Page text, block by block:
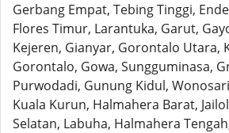
Gerbang Empat, Tebing Tinggi,
Flores Timur, Larantuka, Garut,
Kejeren, Gianyar, Gorontalo Utara,
Gorontalo, Gowa, Sungguminasa,
Purwodadi, Gunung Kidul,
Kuala Kurun, Halmahera Barat,
Selatan, Labuha, Halmahera